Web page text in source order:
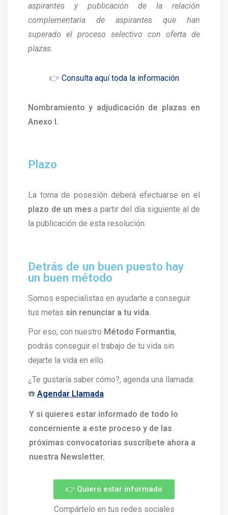
aspirantes y publicación de la relación
complementaria de aspirantes que han
superado el proceso selectivo con oferta de
plazas.
👉 Consulta aquí toda la información
Nombramiento y adjudicación de plazas en
Anexo I.
Plazo
La toma de posesión deberá efectuarse en el
plazo de un mes a partir del día siguiente al de
la publicación de esta resolución.
Detrás de un buen puesto hay
un buen método
Somos especialistas en ayudarte a conseguir
tus metas sin renunciar a tu vida.
Por eso, con nuestro Método Formantia,
podrás conseguir el trabajo de tu vida sin
dejarte la vida en ello.
¿Te gustaría saber cómo?, agenda una llamada:
☎️ Agendar Llamada
Y si quieres estar informado de todo lo
concerniente a este proceso y de las
próximas convocatorias suscríbete ahora a
nuestra Newsletter.
👉 Quiero estar informado
Compártelo en tus redes sociales